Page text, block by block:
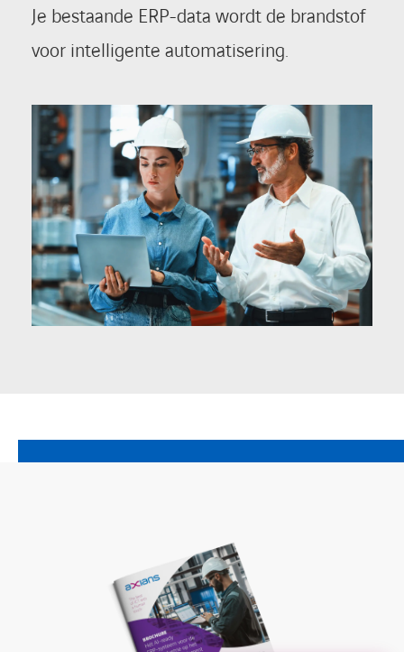
Je bestaande ERP-data wordt de brandstof
voor intelligente automatisering.